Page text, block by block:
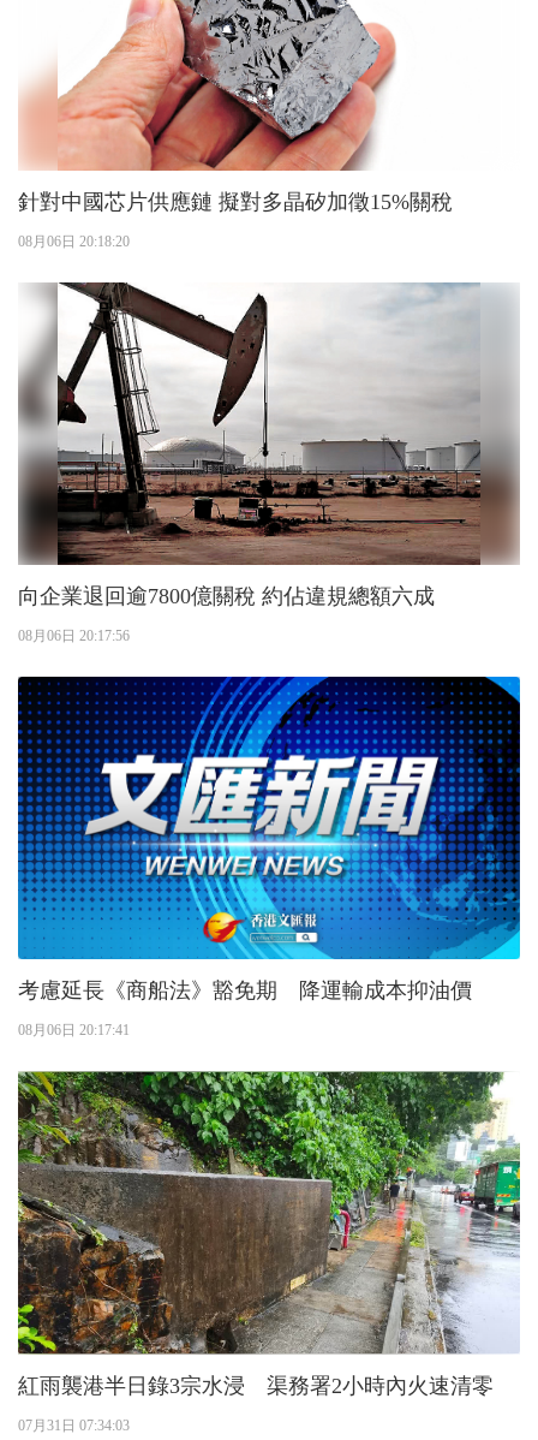
針對中國芯片供應鏈 擬對多晶矽加徵15%關稅
08月06日 20:18:20
向企業退回逾7800億關稅 約佔違規總額六成
08月06日 20:17:56
考慮延長《商船法》豁免期 降運輸成本抑油價
08月06日 20:17:41
紅雨襲港半日錄3宗水浸 渠務署2小時內火速清零
07月31日 07:34:03